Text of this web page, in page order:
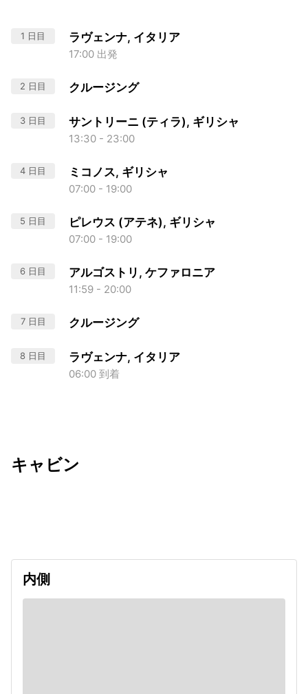
1 日目 ラヴェンナ, イタリア
17:00 出発
2 日目 クルージング
3 日目 サントリーニ (ティラ), ギリシャ
13:30 - 23:00
4 日目 ミコノス, ギリシャ
07:00 - 19:00
5 日目 ピレウス (アテネ), ギリシャ
07:00 - 19:00
6 日目 アルゴストリ, ケファロニア
11:59 - 20:00
7 日目 クルージング
8 日目 ラヴェンナ, イタリア
06:00 到着
キャビン
内側